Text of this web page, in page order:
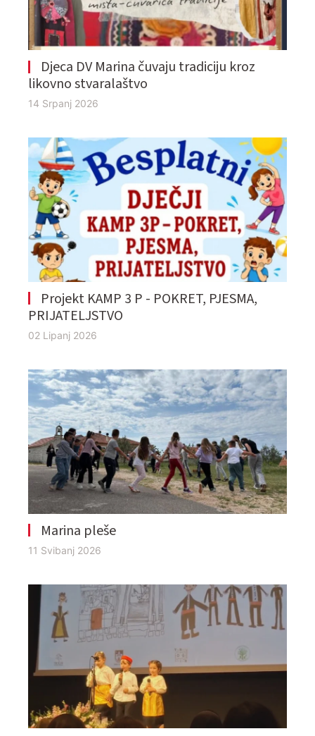
Djeca DV Marina čuvaju tradiciju kroz
likovno stvaralaštvo
14 Srpanj 2026
Projekt KAMP 3 P - POKRET, PJESMA,
PRIJATELJSTVO
02 Lipanj 2026
Marina pleše
11 Svibanj 2026